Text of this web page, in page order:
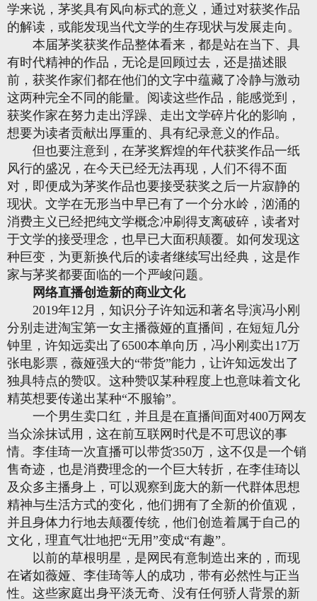
学来说，茅奖具有风向标式的意义，通过对获奖作品
的解读，或能发现当代文学的生存现状与发展走向。
本届茅奖获奖作品整体看来，都是站在当下、具
有时代精神的作品，无论是回顾过去，还是描述眼
前，获奖作家们都在他们的文字中蕴藏了冷静与激动
这两种完全不同的能量。阅读这些作品，能感觉到，
获奖作家在努力走出浮躁、走出文学碎片化的影响，
想要为读者贡献出厚重的、具有纪录意义的作品。
但也要注意到，在茅奖辉煌的年代获奖作品一纸
风行的盛况，在今天已经无法再现，人们不得不面
对，即便成为茅奖作品也要接受获奖之后一片寂静的
现状。文学在无形当中早已有了一个分水岭，汹涌的
消费主义已经把纯文学概念冲刷得支离破碎，读者对
于文学的接受理念，也早已大面积颠覆。如何发现这
种巨变，为更新换代后的读者继续写出经典，这是作
家与茅奖都要面临的一个严峻问题。
网络直播创造新的商业文化
2019年12月，知识分子许知远和著名导演冯小刚
分别走进淘宝第一女主播薇娅的直播间，在短短几分
钟里，许知远卖出了6500本单向历，冯小刚卖出17万
张电影票，薇娅强大的“带货”能力，让许知远发出了
独具特点的赞叹。这种赞叹某种程度上也意味着文化
精英想要传递出某种“不服输”。
一个男生卖口红，并且是在直播间面对400万网友
当众涂抹试用，这在前互联网时代是不可思议的事
情。李佳琦一次直播可以带货350万，这不仅是一个销
售奇迹，也是消费理念的一个巨大转折，在李佳琦以
及众多主播身上，可以观察到庞大的新一代群体思想
精神与生活方式的变化，他们拥有了全新的价值观，
并且身体力行地去颠覆传统，他们创造着属于自己的
文化，理直气壮地把“无用”变成“有趣”。
以前的草根明星，是网民有意制造出来的，而现
在诸如薇娅、李佳琦等人的成功，带有必然性与正当
性。这些家庭出身平淡无奇、没有任何骄人背景的新